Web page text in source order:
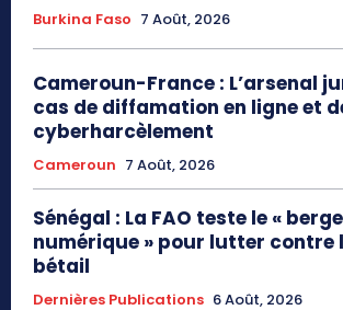
Burkina Faso 7 Août, 2026
Cameroun-France : L’arsenal
cas de diffamation en ligne et
cyberharcèlement
Cameroun 7 Août, 2026
Sénégal : La FAO teste le «
numérique » pour lutter contre
bétail
Dernières Publications 6 Août, 2026